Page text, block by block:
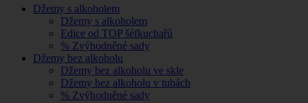
Džemy s alkoholem
Džemy s alkoholem
Edice od TOP šéfkuchařů
% Zvýhodněné sady
Džemy bez alkoholu
Džemy bez alkoholu ve skle
Džemy bez alkoholu v tubách
% Zvýhodněné sady